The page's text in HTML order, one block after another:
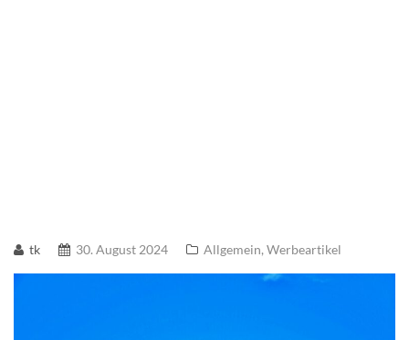
tk 30. August 2024 Allgemein, Werbeartikel